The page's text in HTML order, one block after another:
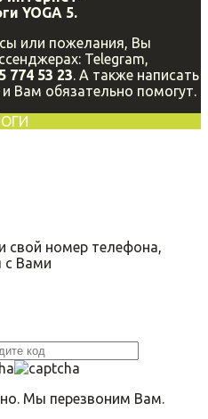
YOGA 5.
или пожелания, Вы
Telegram,
774 53 23. А также написать
и Вам обязательно помогут.
свой номер телефона,
с Вами
Мы перезвоним Вам.